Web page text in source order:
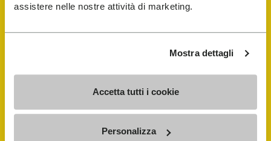
assistere nelle nostre attività di marketing.
Mostra dettagli
Accetta tutti i cookie
Personalizza
회사